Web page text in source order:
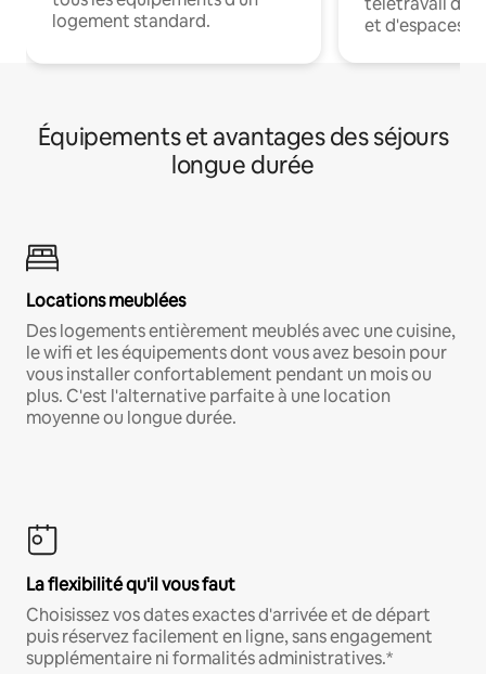
logement standard.
et d'espaces
Équipements et avantages des séjours
longue durée
Locations meublées
Des logements entièrement meublés avec une cuisine,
le wifi et les équipements dont vous avez besoin pour
vous installer confortablement pendant un mois ou
plus. C'est l'alternative parfaite à une location
moyenne ou longue durée.
La flexibilité qu'il vous faut
Choisissez vos dates exactes d'arrivée et de départ
puis réservez facilement en ligne, sans engagement
supplémentaire ni formalités administratives.*